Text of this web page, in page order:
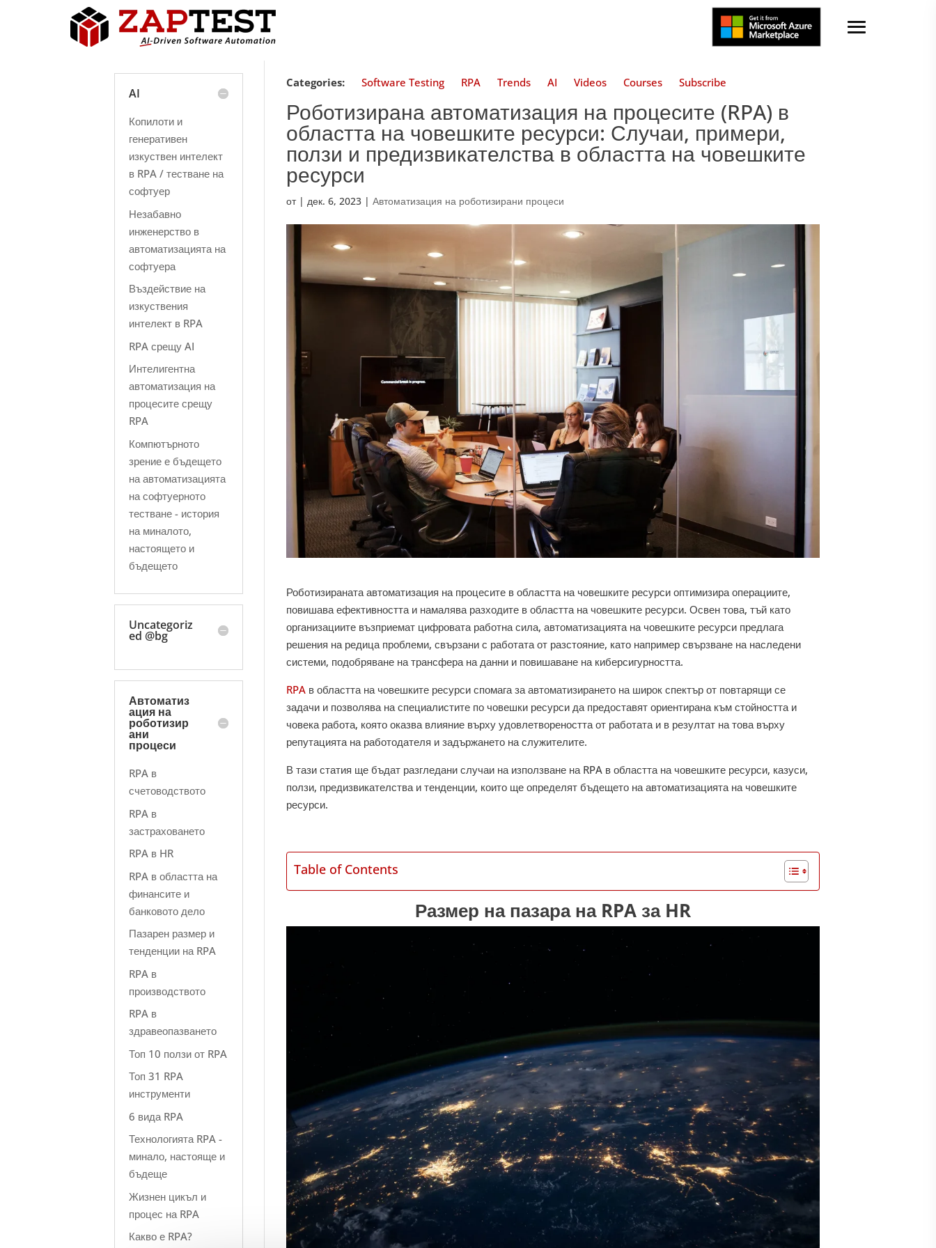
Categories: Software Testing RPA Trends AI Videos Courses Subscribe
Роботизирана автоматизация на процесите (RPA) в
областта на човешките ресурси: Случаи, примери,
ползи и предизвикателства в областта на човешките
ресурси
от |дек. 6, 2023 |Автоматизация на роботизирани процеси
Роботизираната автоматизация на процесите в областта на човешките ресурси оптимизира операциите,
повишава ефективността и намалява разходите в областта на човешките ресурси. Освен това, тъй като
организациите възприемат цифровата работна сила, автоматизацията на човешките ресурси предлага
решения на редица проблеми, свързани с работата от разстояние, като например свързване на наследени
системи, подобряване на трансфера на данни и повишаване на киберсигурността.
RPA в областта на човешките ресурси спомага за автоматизирането на широк спектър от повтарящи се
задачи и позволява на специалистите по човешки ресурси да предоставят ориентирана към стойността и
човека работа, която оказва влияние върху удовлетвореността от работата и в резултат на това върху
репутацията на работодателя и задържането на служителите.
В тази статия ще бъдат разгледани случаи на използване на RPA в областта на човешките ресурси, казуси,
ползи, предизвикателства и тенденции, които ще определят бъдещето на автоматизацията на човешките
ресурси.
Table of Contents
Размер на пазара на RPA за HR
AI
Копилоти и
генеративен
изкуствен интелект
в RPA / тестване на
софтуер
Незабавно
инженерство в
автоматизацията на
софтуера
Въздействие на
изкуствения
интелект в RPA
RPA срещу AI
Интелигентна
автоматизация на
процесите срещу
RPA
Компютърното
зрение е бъдещето
на автоматизацията
на софтуерното
тестване - история
на миналото,
настоящето и
бъдещето
Uncategoriz
ed @bg
Автоматиз
ация на
роботизир
ани
процеси
RPA в
счетоводството
RPA в
застраховането
RPA в HR
RPA в областта на
финансите и
банковото дело
Пазарен размер и
тенденции на RPA
RPA в
производството
RPA в
здравеопазването
Топ 10 ползи от RPA
Топ 31 RPA
инструменти
6 вида RPA
Технологията RPA -
минало, настояще и
бъдеще
Жизнен цикъл и
процес на RPA
Какво е RPA?